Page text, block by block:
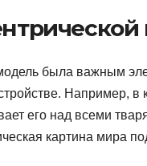
была важным
Например, в
его над всеми
картина мира